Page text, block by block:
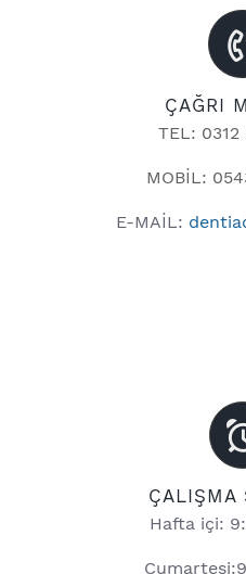
ÇAĞRI
TEL:
MOBİL:
E-MAİL:
ÇALIŞMA
Hafta içi: